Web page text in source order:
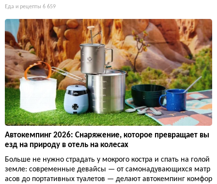
Еда и рецепты 6 659
Автокемпинг 2026: Снаряжение, которое превращает вы
езд на природу в отель на колесах
Больше не нужно страдать у мокрого костра и спать на голой
земле: современные девайсы — от самонадувающихся матр
асов до портативных туалетов — делают автокемпинг комфор